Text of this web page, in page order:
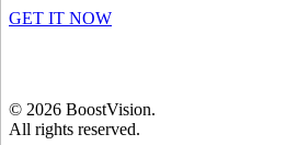
GET IT NOW
© 2026 BoostVision.
All rights reserved.